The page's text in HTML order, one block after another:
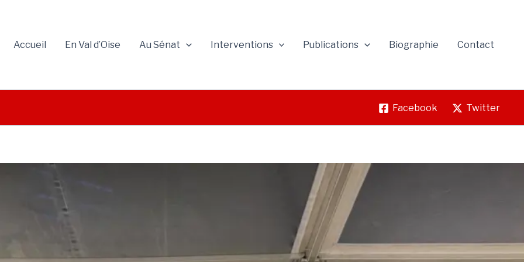
Accueil En Val d’Oise Au Sénat Interventions Publications Biographie Contact
Facebook Twitter